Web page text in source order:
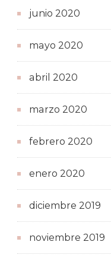
junio 2020
mayo 2020
abril 2020
marzo 2020
febrero 2020
enero 2020
diciembre 2019
noviembre 2019